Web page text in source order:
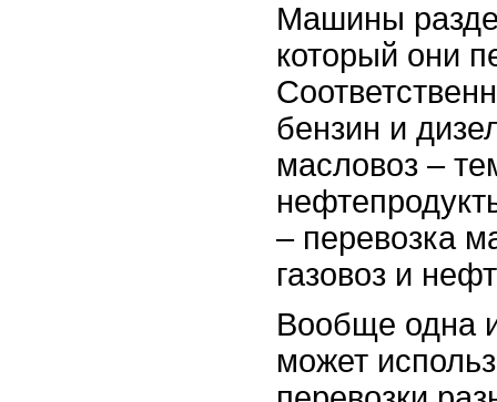
Машины
который они
бензин и
масловоз –
– перевозка
газовоз и
Вообще одна
может